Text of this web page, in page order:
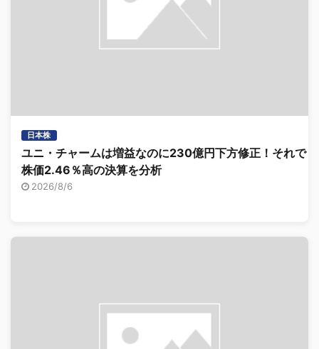
日本株
ユニ・チャームは増益なのに230億円下方修正！それでも
株価2.46％高の決算を分析
2026/8/6